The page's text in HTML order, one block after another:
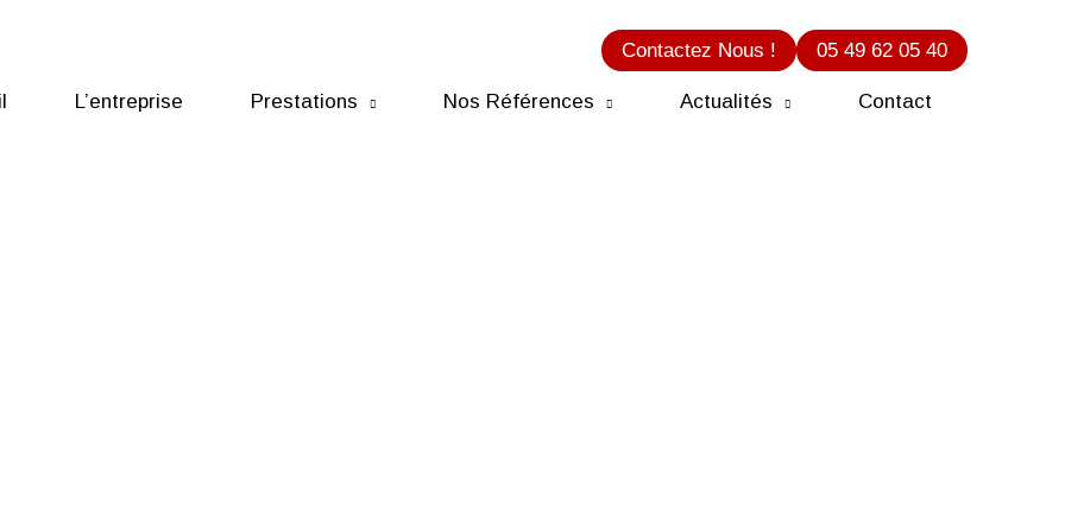
Contactez Nous ! 05 49 62 05 40
L’entreprise Prestations Nos Références Actualités Contact